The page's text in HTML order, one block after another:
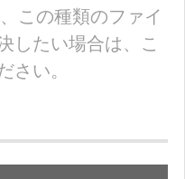
この種類のファイ
したい場合は、こ
さい。